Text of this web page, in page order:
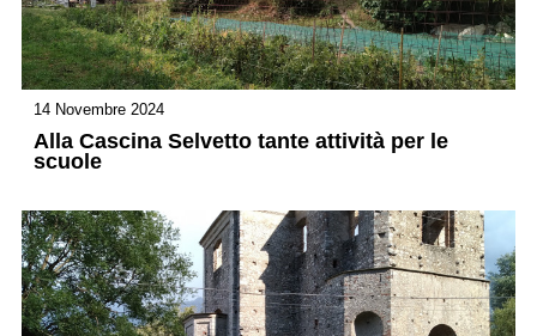
14 Novembre 2024
Alla Cascina Selvetto tante attività per le
scuole